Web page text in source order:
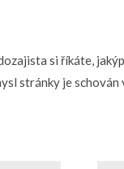
si říkáte,
stránky je schován